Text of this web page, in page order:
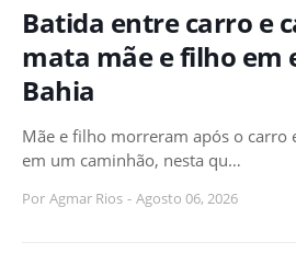
Batida entre carro e
mata mãe e filho em
Bahia
Mãe e filho morreram após o carro
em um caminhão, nesta qu…
Por Agmar Rios - Agosto 06, 2026